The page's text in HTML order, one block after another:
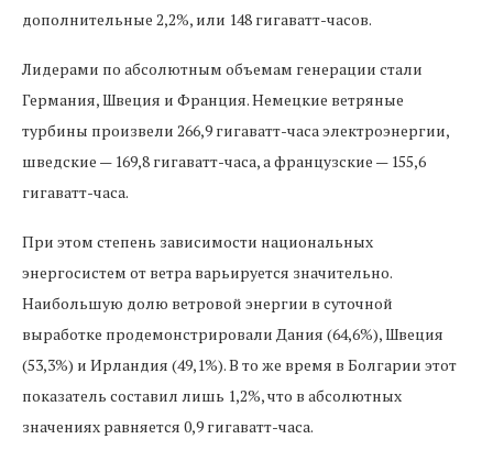
дополнительные 2,2%, или 148 гигаватт-часов.
Лидерами по абсолютным объемам генерации стали
Германия, Швеция и Франция. Немецкие ветряные
турбины произвели 266,9 гигаватт-часа электроэнергии,
шведские — 169,8 гигаватт-часа, а французские — 155,6
гигаватт-часа.
При этом степень зависимости национальных
энергосистем от ветра варьируется значительно.
Наибольшую долю ветровой энергии в суточной
выработке продемонстрировали Дания (64,6%), Швеция
(53,3%) и Ирландия (49,1%). В то же время в Болгарии этот
показатель составил лишь 1,2%, что в абсолютных
значениях равняется 0,9 гигаватт-часа.